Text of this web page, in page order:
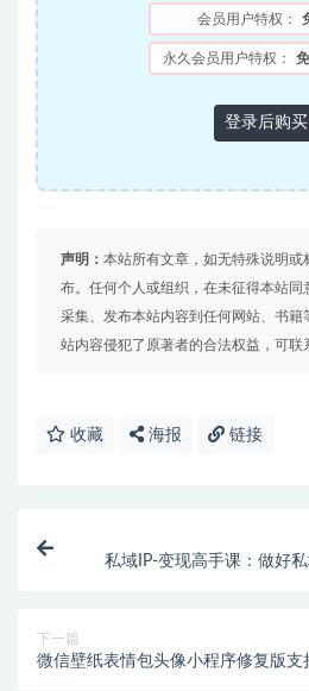
会员用户特权：
永久会员用户特权：
登录后购买
声明： 本站所有文章，如无特殊说明或
布。任何个人或组织，在未征得本站同
采集、发布本站内容到任何网站、书籍
站内容侵犯了原著者的合法权益，可联
收藏 海报 链接
私域IP-变现高手课：做好
下一篇
微信壁纸表情包头像小程序修复版支